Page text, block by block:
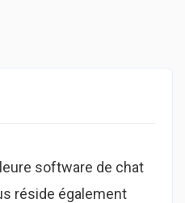
software de chat
réside également